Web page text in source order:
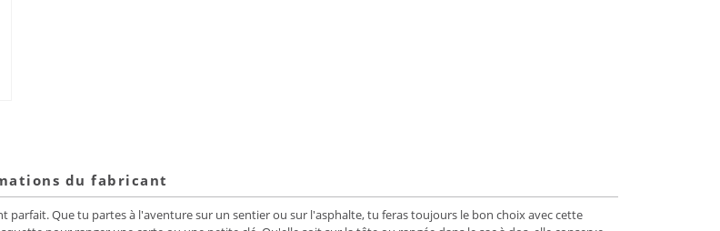
du fabricant
parfait. Que tu partes à l'aventure sur un sentier ou sur l'asphalte, tu feras toujours le bon choix avec cette